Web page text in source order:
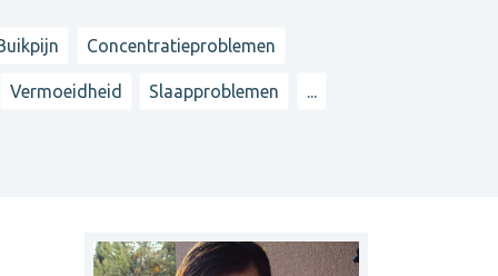
Concentratieproblemen
Vermoeidheid Slaapproblemen ...